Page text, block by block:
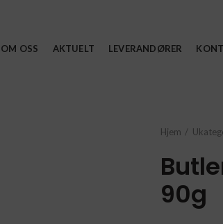
OM OSS AKTUELT LEVERANDØRER
Hjem
90g